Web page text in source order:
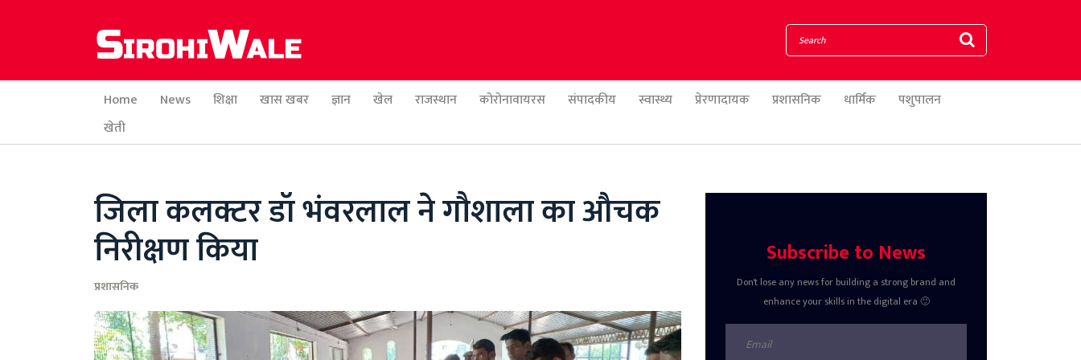
Home News शिक्षा खास खबर ज्ञान खेल राजस्थान कोरोनावायरस संपादकीय स्वास्थ्य प्रेरणादायक प्रशासनिक धार्मिक
पशुपालन
खेती
जिला कलक्टर डॉ भंवरलाल ने गौशाला का औचक
निरीक्षण किया
प्रशासनिक
Subscribe to News
Don't lose any news for building a strong brand and
enhance your skills in the digital era 🙂